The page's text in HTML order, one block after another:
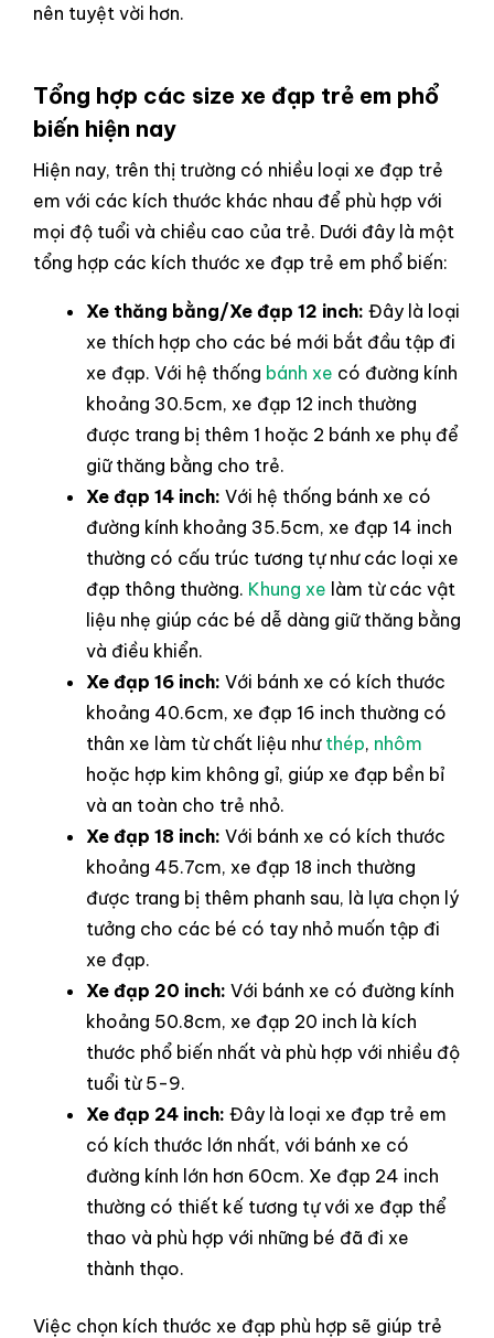
nên tuyệt vời hơn.
Tổng hợp các size xe đạp trẻ em phổ
biến hiện nay
Hiện nay, trên thị trường có nhiều loại xe đạp trẻ
em với các kích thước khác nhau để phù hợp với
mọi độ tuổi và chiều cao của trẻ. Dưới đây là một
tổng hợp các kích thước xe đạp trẻ em phổ biến:
Xe thăng bằng/Xe đạp 12 inch: Đây là loại
xe thích hợp cho các bé mới bắt đầu tập đi
xe đạp. Với hệ thống bánh xe có đường kính
khoảng 30.5cm, xe đạp 12 inch thường
được trang bị thêm 1 hoặc 2 bánh xe phụ để
giữ thăng bằng cho trẻ.
Xe đạp 14 inch: Với hệ thống bánh xe có
đường kính khoảng 35.5cm, xe đạp 14 inch
thường có cấu trúc tương tự như các loại xe
đạp thông thường. Khung xe làm từ các vật
liệu nhẹ giúp các bé dễ dàng giữ thăng bằng
và điều khiển.
Xe đạp 16 inch: Với bánh xe có kích thước
khoảng 40.6cm, xe đạp 16 inch thường có
thân xe làm từ chất liệu như thép, nhôm
hoặc hợp kim không gỉ, giúp xe đạp bền bỉ
và an toàn cho trẻ nhỏ.
Xe đạp 18 inch: Với bánh xe có kích thước
khoảng 45.7cm, xe đạp 18 inch thường
được trang bị thêm phanh sau, là lựa chọn lý
tưởng cho các bé có tay nhỏ muốn tập đi
xe đạp.
Xe đạp 20 inch: Với bánh xe có đường kính
khoảng 50.8cm, xe đạp 20 inch là kích
thước phổ biến nhất và phù hợp với nhiều độ
tuổi từ 5-9.
Xe đạp 24 inch: Đây là loại xe đạp trẻ em
có kích thước lớn nhất, với bánh xe có
đường kính lớn hơn 60cm. Xe đạp 24 inch
thường có thiết kế tương tự với xe đạp thể
thao và phù hợp với những bé đã đi xe
thành thạo.
Việc chọn kích thước xe đạp phù hợp sẽ giúp trẻ